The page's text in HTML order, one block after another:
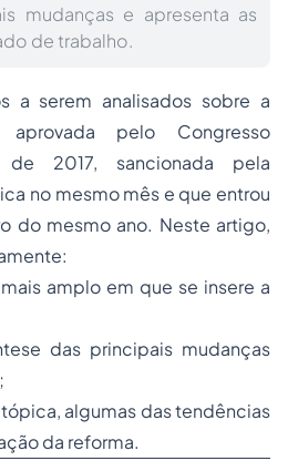
mudanças e apresenta as
de trabalho.
a serem analisados sobre a
aprovada pelo Congresso
2017, sancionada pela
no mesmo mês e que entrou
do mesmo ano. Neste artigo,
amplo em que se insere a
das principais mudanças
algumas das tendências
da reforma.